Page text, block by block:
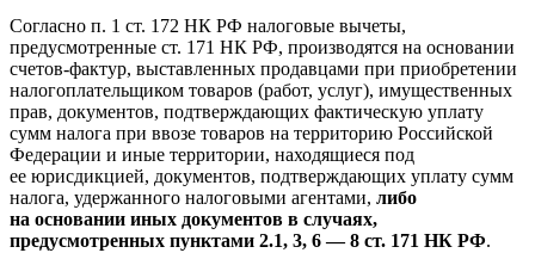
Согласно п. 1 ст. 172 НК РФ налоговые вычеты,
предусмотренные ст. 171 НК РФ, производятся на основании
счетов-фактур, выставленных продавцами при приобретении
налогоплательщиком товаров (работ, услуг), имущественных
прав, документов, подтверждающих фактическую уплату
сумм налога при ввозе товаров на территорию Российской
Федерации и иные территории, находящиеся под
ее юрисдикцией, документов, подтверждающих уплату сумм
налога, удержанного налоговыми агентами, либо
на основании иных документов в случаях,
предусмотренных пунктами 2.1, 3, 6 — 8 ст. 171 НК РФ.